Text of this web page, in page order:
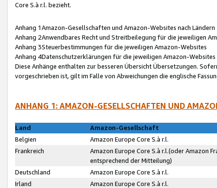
Core S.à r.l. bezieht.
Anhang 1Amazon-Gesellschaften und Amazon-Websites nach Ländern
Anhang 2Anwendbares Recht und Streitbeilegung für die jeweiligen
Anhang 3Steuerbestimmungen für die jeweiligen Amazon-Websites
Anhang 4Datenschutzerklärungen für die jeweiligen Amazon-Websites
Diese Anhänge enthalten zur besseren Übersicht Übersetzungen.
vorgeschrieben ist, gilt im Falle von Abweichungen die englische
ANHANG 1: AMAZON-GESELLSCHAFTEN UND
Land
Amazon-Gesellschaft
Belgien
Amazon Europe Core S.à r.l.
Frankreich
Amazon Europe Core S.à r.l.(oder Amazon
entsprechend der Mitteilung)
Deutschland
Amazon Europe Core S.à r.l.
Irland
Amazon Europe Core S.à r.l.